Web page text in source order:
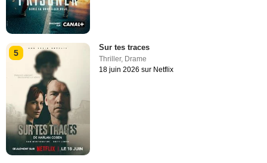
5
Sur tes traces
Thriller, Drame
18 juin 2026 sur Netflix